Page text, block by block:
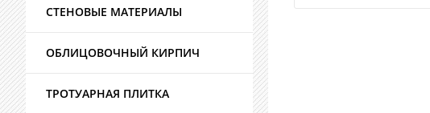
СТЕНОВЫЕ МАТЕРИАЛЫ
ОБЛИЦОВОЧНЫЙ КИРПИЧ
ТРОТУАРНАЯ ПЛИТКА